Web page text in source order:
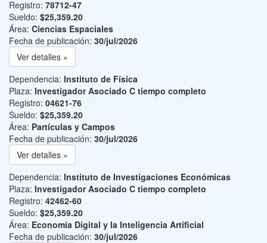
Registro: 78712-47
Sueldo: $25,359.20
Área: Ciencias Espaciales
Fecha de publicación: 30/jul/2026
Ver detalles »
Dependencia: Instituto de Física
Plaza: Investigador Asociado C tiempo completo
Registro: 04621-76
Sueldo: $25,359.20
Área: Partículas y Campos
Fecha de publicación: 30/jul/2026
Ver detalles »
Dependencia: Instituto de Investigaciones Económicas
Plaza: Investigador Asociado C tiempo completo
Registro: 42462-60
Sueldo: $25,359.20
Área: Economía Digital y la Inteligencia Artificial
Fecha de publicación: 30/jul/2026